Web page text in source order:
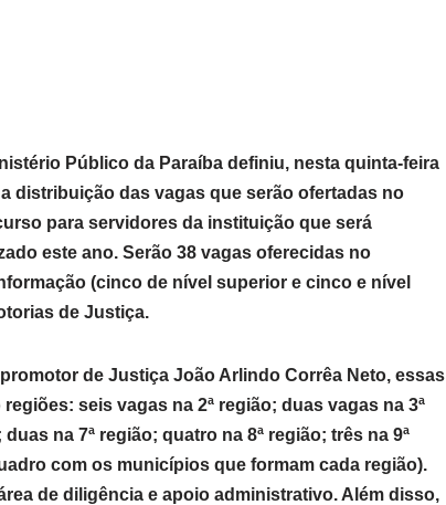
Público da Paraíba definiu, nesta quinta-feira
a distribuição das vagas que serão ofertadas no
para servidores da instituição que será
este ano. Serão 38 vagas oferecidas no
(cinco de nível superior e cinco e nível
de Justiça.
de Justiça João Arlindo Corrêa Neto, essas
seis vagas na 2ª região; duas vagas na 3ª
na 7ª região; quatro na 8ª região; três na 9ª
com os municípios que formam cada região).
de diligência e apoio administrativo. Além disso,